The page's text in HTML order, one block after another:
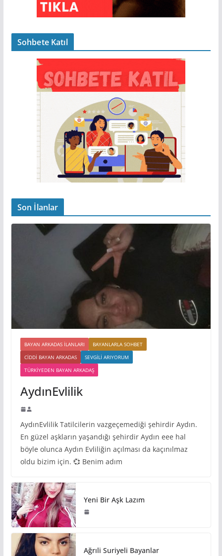
Sohbete Katıl
Son İlanlar
BAYAN ARKADAS ILANLARI
BAYANLARLA SOHBET
CIDDI BAYAN ARKADAS
SEVGILI ARIYORUM
TÜRKIYEDEN BAYAN ARKADAŞ
AydınEvlilik
AydınEvlilik Tatilcilerin vazgeçemediği şehirdir Aydın.
En güzel aşkların yaşandığı şehirdir Aydın eee hal
böyle olunca Aydın Evliliğin açılması da kaçınılmaz
oldu bizim için. 💞 Benim adım
Yeni Bir Aşk Lazım
Ağrıli Suriyeli Bayanlar